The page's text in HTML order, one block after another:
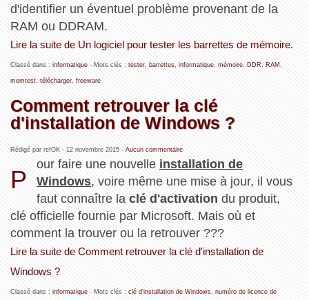
d'identifier un éventuel problème provenant de la
RAM ou DDRAM.
Lire la suite de Un logiciel pour tester les barrettes de mémoire.
Classé dans : informatique- Mots clés : tester, barrettes, informatique, mémoire, DDR, RAM ,
memtest, télécharger, freeware
Comment retrouver la clé
d'installation de Windows ?
Rédigé par refOK - 12 novembre 2015- Aucun commentaire
P
our faire une nouvelle installation de
Windows, voire même une mise à jour, il vous
faut connaître laclé d'activation du produit,
clé officielle fournie par Microsoft. Mais où et
comment la trouver ou la retrouver ???
Lire la suite de Comment retrouver la clé d'installation de
Windows ?
Classé dans : informatique- Mots clés : clé d'installation de Windows, numéro de licence de